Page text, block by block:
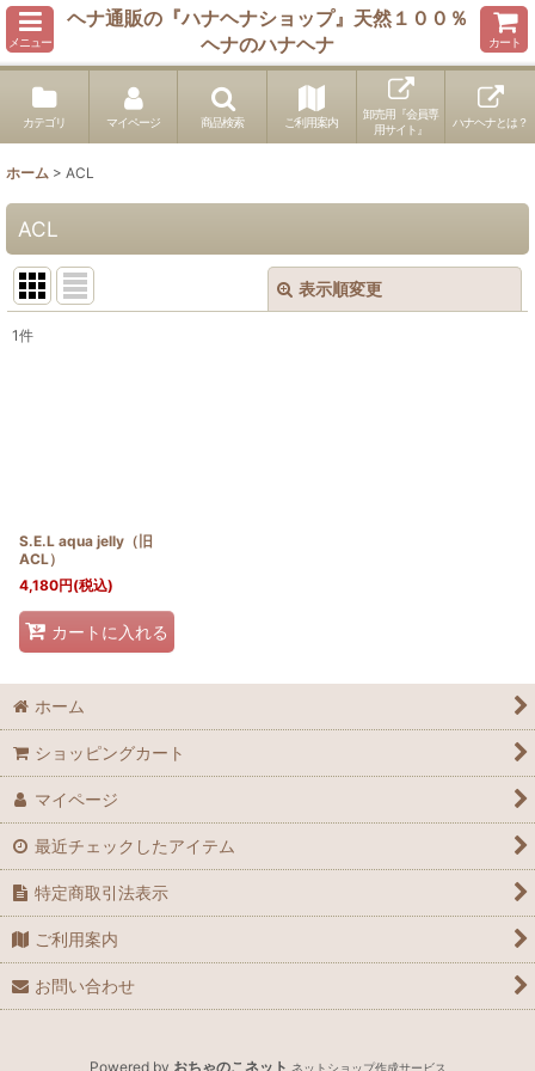
メニュー
ヘナ通販の『ハナヘナショップ』天然１００％
ヘナのハナヘナ
カート
カテゴリ マイページ 商品検索 ご利用案内
卸売用『会員専
用サイト』
ハナヘナとは？
ホーム > ACL
ACL
表示順変更
1件
S.E.L aqua jelly（旧
ACL）
4,180円(税込)
カートに入れる
ホーム
ショッピングカート
マイページ
最近チェックしたアイテム
特定商取引法表示
ご利用案内
お問い合わせ
Powered by おちゃのこネット ネットショップ作成サービス